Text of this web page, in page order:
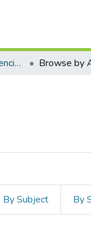
Especialización en Docencia Universitaria Browse by
By Subject By